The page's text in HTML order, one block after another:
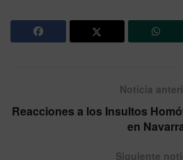
Noticia
Reacciones a los Insultos
en
Siguiente